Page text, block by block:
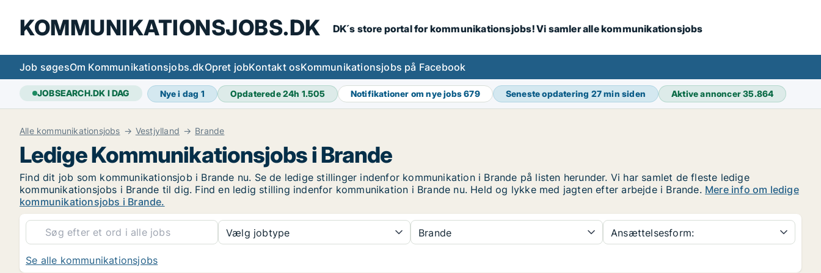
KOMMUNIKATIONSJOBS.DK DK´s store portal for kommunikationsjobs! Vi samler alle kommunikationsjobs
Job søgesOm Kommunikationsjobs.dkOpret jobKontakt osKommunikationsjobs på Facebook
JOBSEARCH.DK I DAG Nye i dag 1 Opdaterede 24h 1.505 Notifikationer om nye jobs679 Seneste opdatering 27 min siden Aktive annoncer35.864
Alle kommunikationsjobs Vestjylland Brande
Ledige Kommunikationsjobs i Brande
Find dit job som kommunikationsjob i Brande nu. Se de ledige stillinger indenfor kommunikation i Brande på listen herunder. Vi har samlet de fleste ledige
kommunikationsjobs i Brande til dig. Find en ledig stilling indenfor kommunikation i Brande nu. Held og lykke med jagten efter arbejde i Brande. Mere info om ledige
kommunikationsjobs i Brande.
Vælg jobtype Brande Ansættelsesform:
Se alle kommunikationsjobs